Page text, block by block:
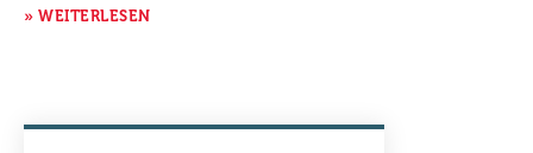
» WEITERLESEN